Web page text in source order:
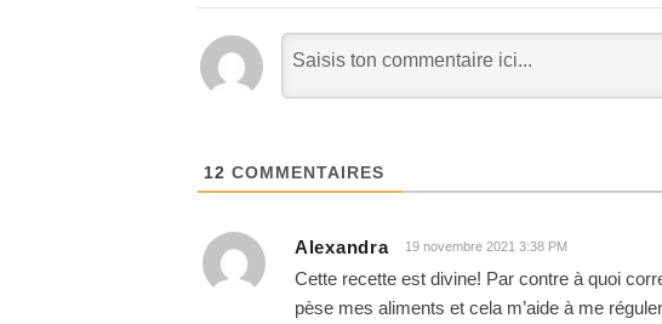
12 COMMENTAIRES
Alexandra 19 novembre 2021 3:38 PM
Cette recette est divine! Par contre à quoi
pèse mes aliments et cela m’aide à me